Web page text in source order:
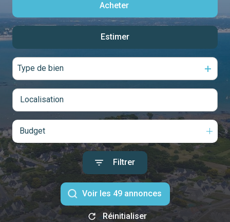
agence
contact
Acheter
Estimer
Type de bien
Budget
Filtrer
Voir les 49annonces
Réinitialiser